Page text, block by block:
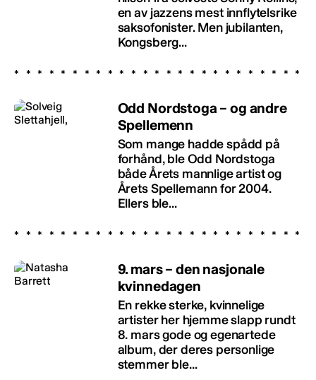
en av jazzens mest innflytelsrike
saksofonister. Men jubilanten,
Kongsberg...
Odd Nordstoga – og andre
Spellemenn
Som mange hadde spådd på
forhånd, ble Odd Nordstoga
både Årets mannlige artist og
Årets Spellemann for 2004.
Ellers ble...
9. mars – den nasjonale
kvinnedagen
En rekke sterke, kvinnelige
artister her hjemme slapp rundt
8. mars gode og egenartede
album, der deres personlige
stemmer ble...